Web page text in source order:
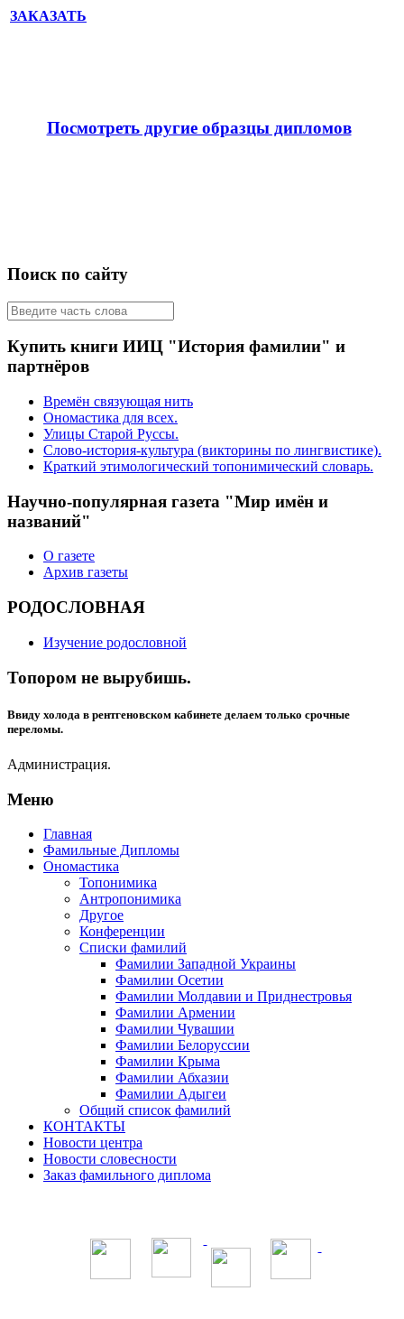
ЗАКАЗАТЬ
Посмотреть другие образцы дипломов
Поиск по сайту
Купить книги ИИЦ "История фамилии" и
партнёров
Времён связующая нить
Ономастика для всех.
Улицы Старой Руссы.
Слово-история-культура (викторины по лингвистике).
Краткий этимологический топонимический словарь.
Научно-популярная газета "Мир имён и
названий"
О газете
Архив газеты
РОДОСЛОВНАЯ
Изучение родословной
Топором не вырубишь.
Ввиду холода в рентгеновском кабинете делаем только срочные
переломы.
Администрация.
Меню
Главная
Фамильные Дипломы
Ономастика
Топонимика
Антропонимика
Другое
Конференции
Списки фамилий
Фамилии Западной Украины
Фамилии Осетии
Фамилии Молдавии и Приднестровья
Фамилии Армении
Фамилии Чувашии
Фамилии Белоруссии
Фамилии Крыма
Фамилии Абхазии
Фамилии Адыгеи
Общий список фамилий
КОНТАКТЫ
Новости центра
Новости словесности
Заказ фамильного диплома